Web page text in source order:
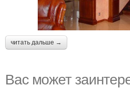
читать дальше →
Вас может